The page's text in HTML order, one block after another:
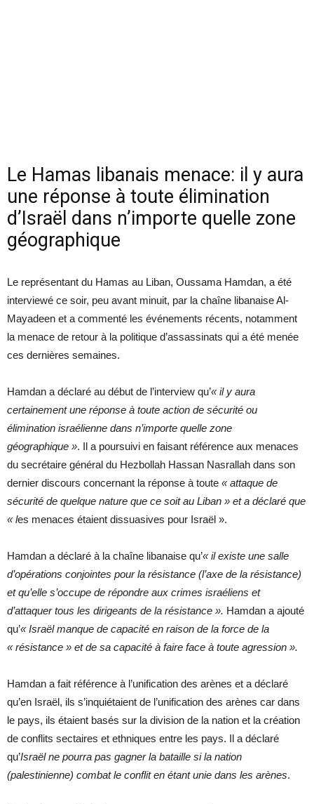
Le Hamas libanais menace: il y aura
une réponse à toute élimination
d’Israël dans n’importe quelle zone
géographique
Le représentant du Hamas au Liban, Oussama Hamdan, a été
interviewé ce soir, peu avant minuit, par la chaîne libanaise Al-
Mayadeen et a commenté les événements récents, notamment
la menace de retour à la politique d’assassinats qui a été menée
ces dernières semaines.
Hamdan a déclaré au début de l’interview qu’« il y aura
certainement une réponse à toute action de sécurité ou
élimination israélienne dans n’importe quelle zone
géographique ». Il a poursuivi en faisant référence aux menaces
du secrétaire général du Hezbollah Hassan Nasrallah dans son
dernier discours concernant la réponse à toute « attaque de
sécurité de quelque nature que ce soit au Liban » et a déclaré que
« les menaces étaient dissuasives pour Israël ».
Hamdan a déclaré à la chaîne libanaise qu’« il existe une salle
d’opérations conjointes pour la résistance (l’axe de la résistance)
et qu’elle s’occupe de répondre aux crimes israéliens et
d’attaquer tous les dirigeants de la résistance ». Hamdan a ajouté
qu’« Israël manque de capacité en raison de la force de la
« résistance » et de sa capacité à faire face à toute agression ».
Hamdan a fait référence à l’unification des arènes et a déclaré
qu’en Israël, ils s’inquiétaient de l’unification des arènes car dans
le pays, ils étaient basés sur la division de la nation et la création
de conflits sectaires et ethniques entre les pays. Il a déclaré
qu’Israël ne pourra pas gagner la bataille si la nation
(palestinienne) combat le conflit en étant unie dans les arènes.